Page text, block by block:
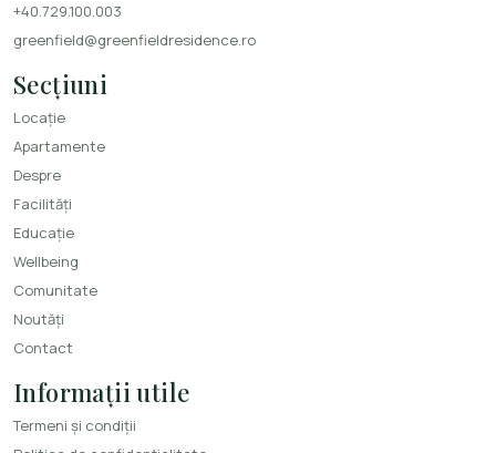
+40.729.100.003
greenfield@greenfieldresidence.ro
Secțiuni
Locație
Apartamente
Despre
Facilități
Educație
Wellbeing
Comunitate
Noutăți
Contact
Informații utile
Termeni și condiții